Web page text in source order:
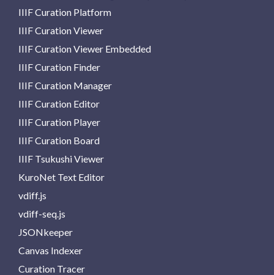
IIIF Curation Platform
IIIF Curation Viewer
IIIF Curation Viewer Embedded
IIIF Curation Finder
IIIF Curation Manager
IIIF Curation Editor
IIIF Curation Player
IIIF Curation Board
IIIF Tsukushi Viewer
KuroNet Text Editor
vdiff.js
vdiff-seq.js
JSONkeeper
Canvas Indexer
Curation Tracer